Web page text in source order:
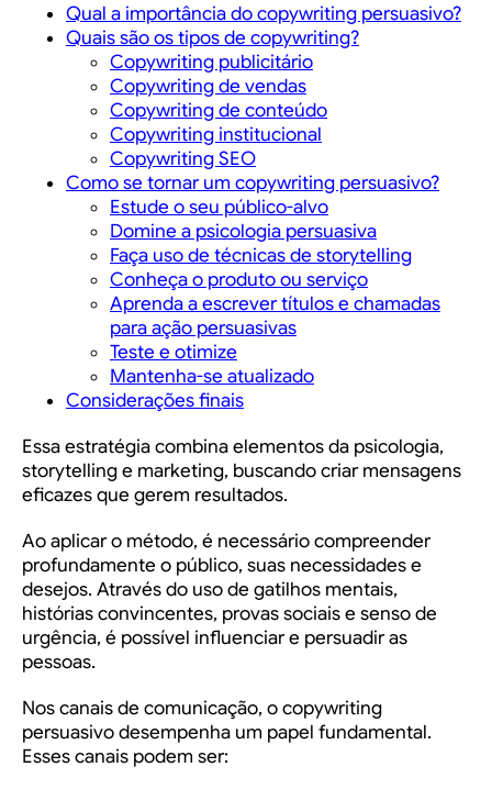
Qual a importância do copywriting persuasivo?
Quais são os tipos de copywriting?
Copywriting publicitário
Copywriting de vendas
Copywriting de conteúdo
Copywriting institucional
Copywriting SEO
Como se tornar um copywriting persuasivo?
Estude o seu público-alvo
Domine a psicologia persuasiva
Faça uso de técnicas de storytelling
Conheça o produto ou serviço
Aprenda a escrever títulos e chamadas
para ação persuasivas
Teste e otimize
Mantenha-se atualizado
Considerações finais
Essa estratégia combina elementos da psicologia,
storytelling e marketing, buscando criar mensagens
eficazes que gerem resultados.
Ao aplicar o método, é necessário compreender
profundamente o público, suas necessidades e
desejos. Através do uso de gatilhos mentais,
histórias convincentes, provas sociais e senso de
urgência, é possível influenciar e persuadir as
pessoas.
Nos canais de comunicação, o copywriting
persuasivo desempenha um papel fundamental.
Esses canais podem ser: